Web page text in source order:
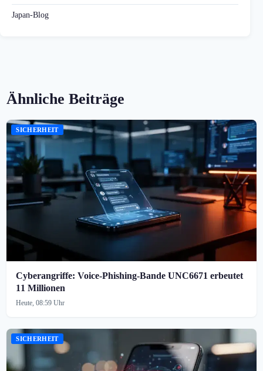
Japan-Blog
Ähnliche Beiträge
SICHERHEIT
Cyberangriffe: Voice-Phishing-Bande UNC6671 erbeutet
11 Millionen
Heute, 08:59 Uhr
SICHERHEIT